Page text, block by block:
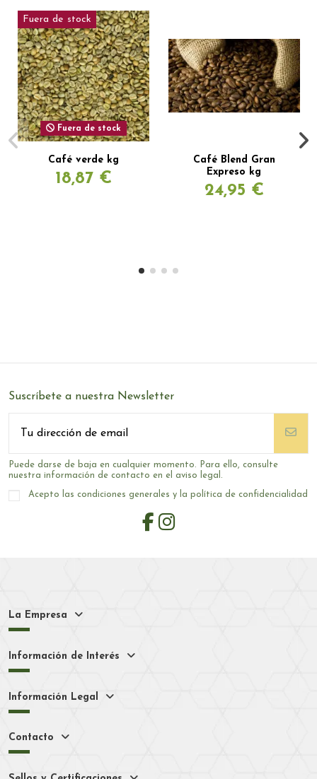
Fuera de stock
Fuera de stock
Café verde kg
18,87 €
Café Blend Gran
Expreso kg
24,95 €
Suscríbete a nuestra Newsletter
Puede darse de baja en cualquier momento. Para ello, consulte
nuestra información de contacto en el aviso legal.
Acepto las condiciones generales y la política de confidencialidad
La Empresa
Información de Interés
Información Legal
Contacto